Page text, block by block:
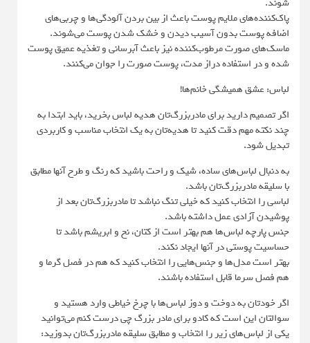
شوند.
پاک‌کننده‌های ملایم پوست باعث از بین بردن آلودگی‌ها و چربی‌های
اضافه پوست بدون آسیب دیدن و خشک شدن پوست می‌شوند.
ماسک‌های صورت مرطوب‌کننده نیز باعث آبرسانی و تغذیه عمیق پوست
شده و در استفاده دراز مدت، پوست صورت را جوان می‌کنند.
لباس: عشق همیشگی خانم‌ها!
اگر تصمیم دارید برای مادربزرگ‌تان هدیه لباس بخرید، باید ابتدا به
چند نکته مهم دقت کنید تا هدیه‌تان به یک انتخاب مناسب و کاربردی
تبدیل شود.
به دنبال لباس‌های ساده، شیک و راحت باشید که رنگ و طرح آنها مطابق
با سلیقه مادربزرگ‌تان باشد.
لباسی را انتخاب کنید که خیلی تنگ نباشد تا مادربزرگ‌تان بعد از
پوشیدن آزادی عمل داشته باشد.
جنس پارچه لباس‌ها هم بهتر است از کتان، نخ و ابریشم باشد تا
حساسیت پوستی در آنها ایجاد نکند.
بهتر است مدل‌ها و جنس‌هایی را انتخاب کنید که هم در فصل گرما و
هم فصل سرما قابل استفاده باشند.
اگر خودتان به دوخت و دوز لباس‌ها با چرخ خیاطی وارد هستید و
سوالتان این است که کادو برای مادر بزرگ چی درست کنم می‌توانید
یکی از لباس‌های زیر را انتخاب و مطابق سلیقه مادربزرگ‌تان بدوزید: